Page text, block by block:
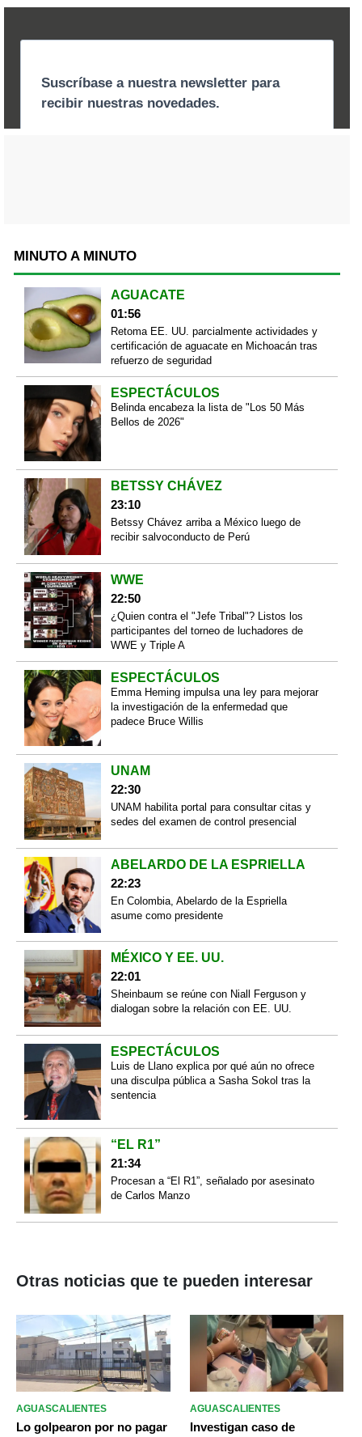
MINUTO A MINUTO
AGUACATE
01:56
Retoma EE. UU. parcialmente actividades y
certificación de aguacate en Michoacán tras
refuerzo de seguridad
ESPECTÁCULOS
Belinda encabeza la lista de "Los 50 Más
Bellos de 2026"
BETSSY CHÁVEZ
23:10
Betssy Chávez arriba a México luego de
recibir salvoconducto de Perú
WWE
22:50
¿Quien contra el "Jefe Tribal"? Listos los
participantes del torneo de luchadores de
WWE y Triple A
ESPECTÁCULOS
Emma Heming impulsa una ley para mejorar
la investigación de la enfermedad que
padece Bruce Willis
UNAM
22:30
UNAM habilita portal para consultar citas y
sedes del examen de control presencial
ABELARDO DE LA ESPRIELLA
22:23
En Colombia, Abelardo de la Espriella
asume como presidente
MÉXICO Y EE. UU.
22:01
Sheinbaum se reúne con Niall Ferguson y
dialogan sobre la relación con EE. UU.
ESPECTÁCULOS
Luis de Llano explica por qué aún no ofrece
una disculpa pública a Sasha Sokol tras la
sentencia
“EL R1”
21:34
Procesan a “El R1”, señalado por asesinato
de Carlos Manzo
Otras noticias que te pueden interesar
AGUASCALIENTES
Lo golpearon por no pagar
AGUASCALIENTES
Investigan caso de